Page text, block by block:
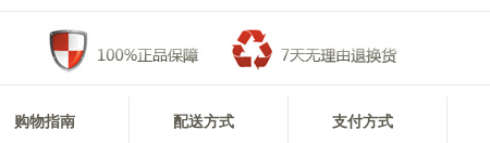
购物指南
配送方式
支付方式